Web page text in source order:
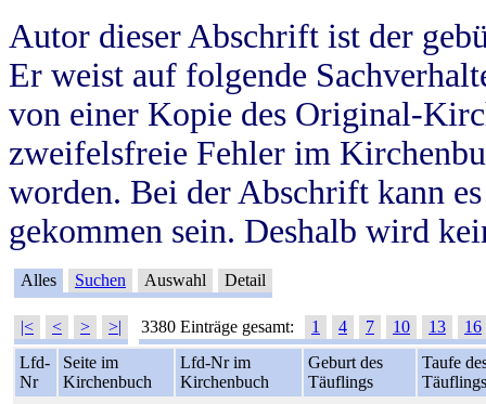
Autor dieser Abschrift ist der
Er weist auf folgende
von einer Kopie des Original-
zweifelsfreie Fehler im
worden. Bei der Abschrift kann
gekommen sein. Deshalb wird
Alles Suchen Auswahl Detail
|< < > >| 3380 Einträge gesamt: 1 4 7 10 13
16
Lfd-
Nr
Seite im
Kirchenbuch
Lfd-Nr im
Kirchenbuch
Geburt des
Täuflings
Taufe
Täuflings